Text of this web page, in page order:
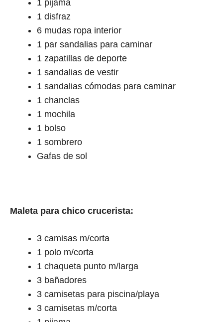
1 pijama
1 disfraz
6 mudas ropa interior
1 par sandalias para caminar
1 zapatillas de deporte
1 sandalias de vestir
1 sandalias cómodas para caminar
1 chanclas
1 mochila
1 bolso
1 sombrero
Gafas de sol
Maleta para chico crucerista:
3 camisas m/corta
1 polo m/corta
1 chaqueta punto m/larga
3 bañadores
3 camisetas para piscina/playa
3 camisetas m/corta